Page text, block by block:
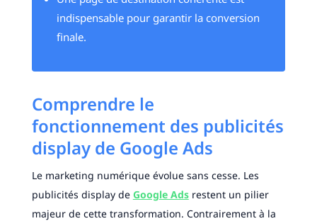
indispensable pour garantir la conversion
finale.
Comprendre le
fonctionnement des publicités
display de Google Ads
Le marketing numérique évolue sans cesse. Les
publicités display de Google Adsrestent un pilier
majeur de cette transformation. Contrairement à la